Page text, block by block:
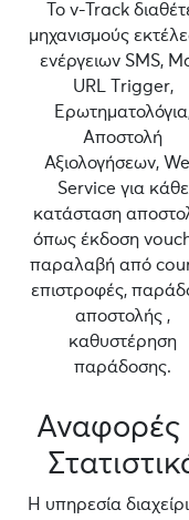
Το v-Track
μηχανισμούς
ενέργειων SMS,
URL Τrigger,
Αποστολή
Αξιολογήσεων,
Service για κάθε
κατάσταση
όπως έκδοση
παραλαβή από
επιστροφές,
αποστολής ,
καθυστέρηση
παράδοσης.
Αναφορές
Η υπηρεσία